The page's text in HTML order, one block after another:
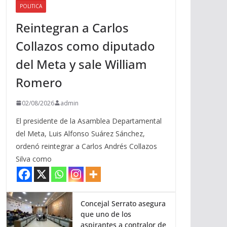
i
b
a
j
o
a
POLITICA
Reintegran a Carlos
Collazos como diputado
del Meta y sale William
Romero
02/08/2026 admin
El presidente de la Asamblea Departamental
del Meta, Luis Alfonso Suárez Sánchez,
ordenó reintegrar a Carlos Andrés Collazos
Silva como
Concejal Serrato asegura
que uno de los
aspirantes a contralor de